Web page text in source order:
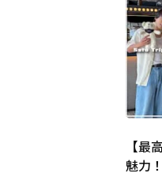
【最
魅力